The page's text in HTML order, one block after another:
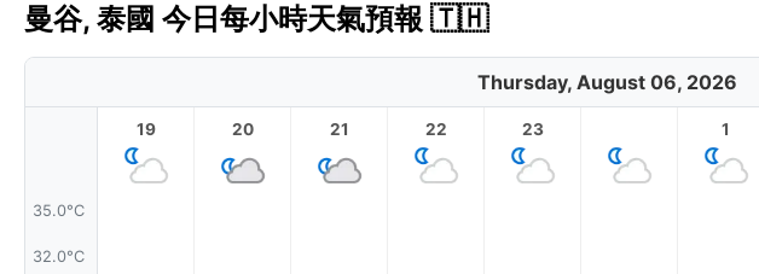
曼谷, 泰國 今日每小時天氣預報 🇹🇭
Thursday, August 06, 2026
35.0°C
32.0°C
19 20 21 22 23 1